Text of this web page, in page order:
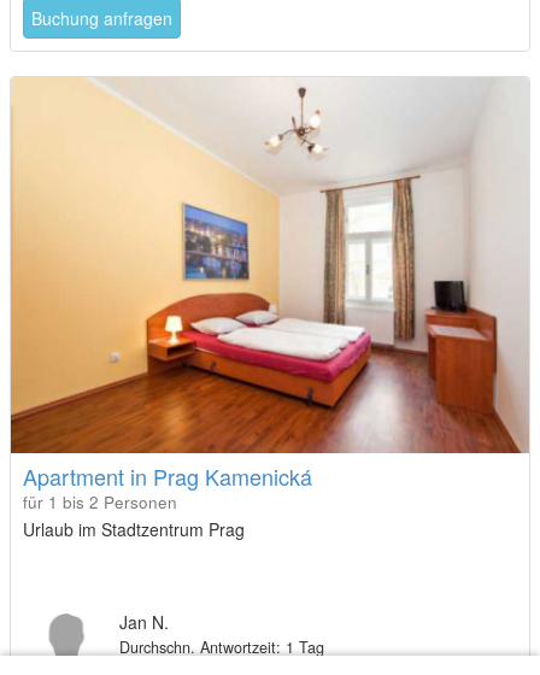
Buchung anfragen
Apartment in Prag Kamenická
für 1 bis 2 Personen
Urlaub im Stadtzentrum Prag
Jan N.
Durchschn. Antwortzeit: 1 Tag